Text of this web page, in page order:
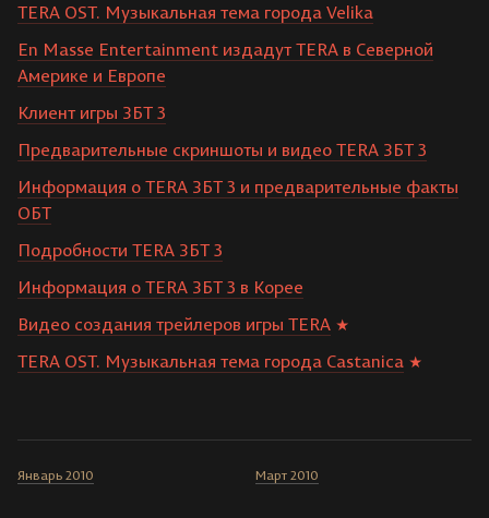
TERA OST. Музыкальная тема города Velika
En Masse Entertainment издадут TERA в Северной
Америке и Европе
Клиент игры ЗБТ 3
Предварительные скриншоты и видео TERA ЗБТ 3
Информация о TERA ЗБТ 3 и предварительные факты
ОБТ
Подробности TERA ЗБТ 3
Информация о TERA ЗБТ 3 в Корее
Видео создания трейлеров игры TERA
TERA OST. Музыкальная тема города Castanica
Январь 2010 Март 2010